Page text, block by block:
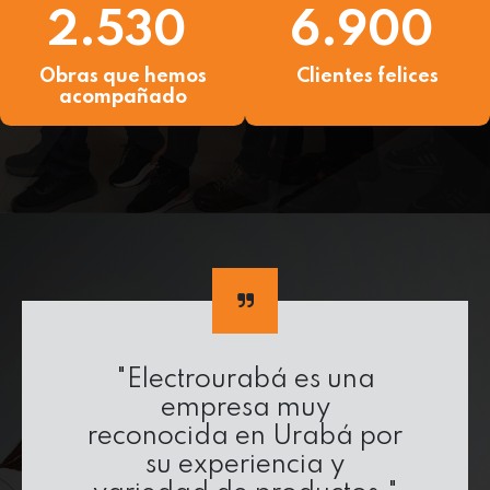
2.530
Obras que hemos
acompañado
6.900
Clientes felices
"Electrourabá es una
empresa muy
reconocida en Urabá por
su experiencia y